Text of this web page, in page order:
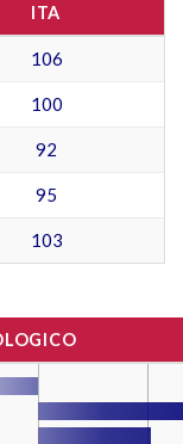
ITA
106
100
92
95
103